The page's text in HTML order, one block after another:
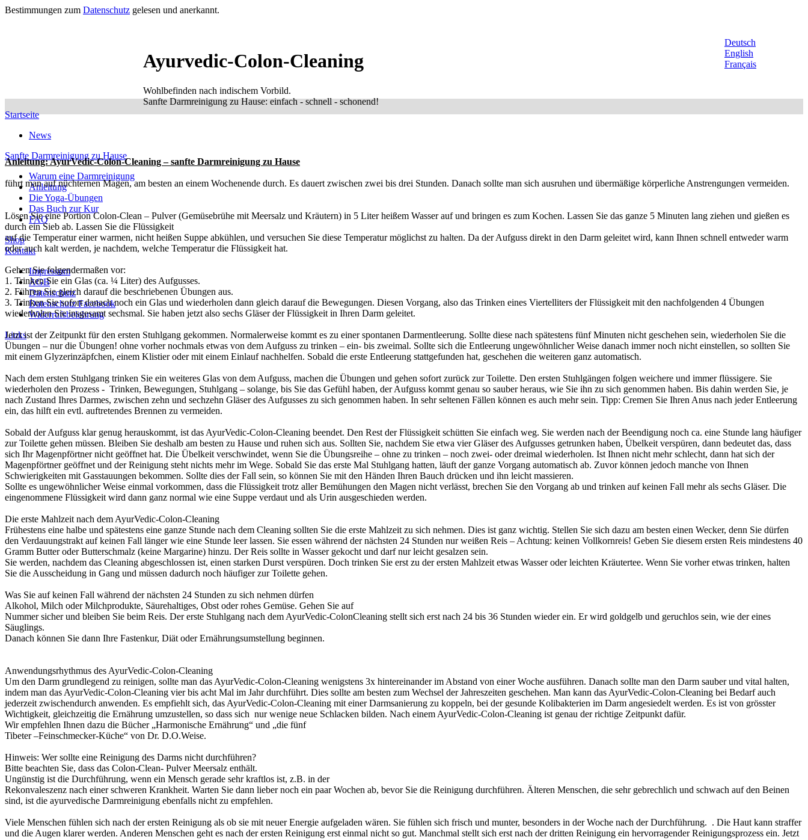
Bestimmungen zum Datenschutz gelesen und anerkannt.
Ayurvedic-Colon-Cleaning
Wohlbefinden nach indischem Vorbild.
Sanfte Darmreinigung zu Hause: einfach - schnell - schonend!
Deutsch
English
Français
Startseite
News
Sanfte Darmreinigung zu Hause
Warum eine Darmreinigung
Anleitung
Die Yoga-Übungen
Das Buch zur Kur
FAQ
Shop
Kontakt
Impressum
AGB
Datenschutz
Datenschutz Facebook
Widerrufsbelehrung
Links
Anleitung: AyurVedic-Colon-Cleaning – sanfte Darmreinigung zu Hause
führt man auf nüchternen Magen, am besten an einem Wochenende durch. Es dauert zwischen zwei bis drei Stunden. Danach sollte man sich ausruhen und übermäßige körperliche Anstrengungen vermeiden.
Lösen Sie eine Portion Colon-Clean – Pulver (Gemüsebrühe mit Meersalz und Kräutern) in 5 Liter heißem Wasser auf und bringen es zum Kochen. Lassen Sie das ganze 5 Minuten lang ziehen und gießen es
durch ein Sieb ab. Lassen Sie die Flüssigkeit
auf die Temperatur einer warmen, nicht heißen Suppe abkühlen, und versuchen Sie diese Temperatur möglichst zu halten. Da der Aufguss direkt in den Darm geleitet wird, kann Ihnen schnell entweder warm
oder auch kalt werden, je nachdem, welche Temperatur die Flüssigkeit hat.
Gehen Sie folgendermaßen vor:
1. Trinken Sie ein Glas (ca. ¼ Liter) des Aufgusses.
2. Führen Sie gleich darauf die beschriebenen Übungen aus.
3. Trinken Sie sofort danach noch ein Glas und wiederholen dann gleich darauf die Bewegungen. Diesen Vorgang, also das Trinken eines Viertelliters der Flüssigkeit mit den nachfolgenden 4 Übungen
wiederholen Sie insgesamt sechsmal. Sie haben jetzt also sechs Gläser der Flüssigkeit in Ihren Darm geleitet.
Jetzt ist der Zeitpunkt für den ersten Stuhlgang gekommen. Normalerweise kommt es zu einer spontanen Darmentleerung. Sollte diese nach spätestens fünf Minuten nicht geschehen sein, wiederholen Sie die
Übungen – nur die Übungen! ohne vorher nochmals etwas von dem Aufguss zu trinken – ein- bis zweimal. Sollte sich die Entleerung ungewöhnlicher Weise danach immer noch nicht einstellen, so sollten Sie
mit einem Glyzerinzäpfchen, einem Klistier oder mit einem Einlauf nachhelfen. Sobald die erste Entleerung stattgefunden hat, geschehen die weiteren ganz automatisch.
Nach dem ersten Stuhlgang trinken Sie ein weiteres Glas von dem Aufguss, machen die Übungen und gehen sofort zurück zur Toilette. Den ersten Stuhlgängen folgen weichere und immer flüssigere. Sie
wiederholen den Prozess - Trinken, Bewegungen, Stuhlgang – solange, bis Sie das Gefühl haben, der Aufguss kommt genau so sauber heraus, wie Sie ihn zu sich genommen haben. Bis dahin werden Sie, je
nach Zustand Ihres Darmes, zwischen zehn und sechzehn Gläser des Aufgusses zu sich genommen haben. In sehr seltenen Fällen können es auch mehr sein. Tipp: Cremen Sie Ihren Anus nach jeder Entleerung
ein, das hilft ein evtl. auftretendes Brennen zu vermeiden.
Sobald der Aufguss klar genug herauskommt, ist das AyurVedic-Colon-Cleaning beendet. Den Rest der Flüssigkeit schütten Sie einfach weg. Sie werden nach der Beendigung noch ca. eine Stunde lang häufiger
zur Toilette gehen müssen. Bleiben Sie deshalb am besten zu Hause und ruhen sich aus. Sollten Sie, nachdem Sie etwa vier Gläser des Aufgusses getrunken haben, Übelkeit verspüren, dann bedeutet das, dass
sich Ihr Magenpförtner nicht geöffnet hat. Die Übelkeit verschwindet, wenn Sie die Übungsreihe – ohne zu trinken – noch zwei- oder dreimal wiederholen. Ist Ihnen nicht mehr schlecht, dann hat sich der
Magenpförtner geöffnet und der Reinigung steht nichts mehr im Wege. Sobald Sie das erste Mal Stuhlgang hatten, läuft der ganze Vorgang automatisch ab. Zuvor können jedoch manche von Ihnen
Schwierigkeiten mit Gasstauungen bekommen. Sollte dies der Fall sein, so können Sie mit den Händen Ihren Bauch drücken und ihn leicht massieren.
Sollte es ungewöhnlicher Weise einmal vorkommen, dass die Flüssigkeit trotz aller Bemühungen den Magen nicht verlässt, brechen Sie den Vorgang ab und trinken auf keinen Fall mehr als sechs Gläser. Die
eingenommene Flüssigkeit wird dann ganz normal wie eine Suppe verdaut und als Urin ausgeschieden werden.
Die erste Mahlzeit nach dem AyurVedic-Colon-Cleaning
Frühestens eine halbe und spätestens eine ganze Stunde nach dem Cleaning sollten Sie die erste Mahlzeit zu sich nehmen. Dies ist ganz wichtig. Stellen Sie sich dazu am besten einen Wecker, denn Sie dürfen
den Verdauungstrakt auf keinen Fall länger wie eine Stunde leer lassen. Sie essen während der nächsten 24 Stunden nur weißen Reis – Achtung: keinen Vollkornreis! Geben Sie diesem ersten Reis mindestens 40
Gramm Butter oder Butterschmalz (keine Margarine) hinzu. Der Reis sollte in Wasser gekocht und darf nur leicht gesalzen sein.
Sie werden, nachdem das Cleaning abgeschlossen ist, einen starken Durst verspüren. Doch trinken Sie erst zu der ersten Mahlzeit etwas Wasser oder leichten Kräutertee. Wenn Sie vorher etwas trinken, halten
Sie die Ausscheidung in Gang und müssen dadurch noch häufiger zur Toilette gehen.
Was Sie auf keinen Fall während der nächsten 24 Stunden zu sich nehmen dürfen
Alkohol, Milch oder Milchprodukte, Säurehaltiges, Obst oder rohes Gemüse. Gehen Sie auf
Nummer sicher und bleiben Sie beim Reis. Der erste Stuhlgang nach dem AyurVedic-ColonCleaning stellt sich erst nach 24 bis 36 Stunden wieder ein. Er wird goldgelb und geruchlos sein, wie der eines
Säuglings.
Danach können Sie dann Ihre Fastenkur, Diät oder Ernährungsumstellung beginnen.
Anwendungsrhythmus des AyurVedic-Colon-Cleaning
Um den Darm grundlegend zu reinigen, sollte man das AyurVedic-Colon-Cleaning wenigstens 3x hintereinander im Abstand von einer Woche ausführen. Danach sollte man den Darm sauber und vital halten,
indem man das AyurVedic-Colon-Cleaning vier bis acht Mal im Jahr durchführt. Dies sollte am besten zum Wechsel der Jahreszeiten geschehen. Man kann das AyurVedic-Colon-Cleaning bei Bedarf auch
jederzeit zwischendurch anwenden. Es empfiehlt sich, das AyurVedic-Colon-Cleaning mit einer Darmsanierung zu koppeln, bei der gesunde Kolibakterien im Darm angesiedelt werden. Es ist von grösster
Wichtigkeit, gleichzeitig die Ernährung umzustellen, so dass sich nur wenige neue Schlacken bilden. Nach einem AyurVedic-Colon-Cleaning ist genau der richtige Zeitpunkt dafür.
Wir empfehlen Ihnen dazu die Bücher „Harmonische Ernährung“ und „die fünf
Tibeter –Feinschmecker-Küche“ von Dr. D.O.Weise.
Hinweis: Wer sollte eine Reinigung des Darms nicht durchführen?
Bitte beachten Sie, dass das Colon-Clean- Pulver Meersalz enthält.
Ungünstig ist die Durchführung, wenn ein Mensch gerade sehr kraftlos ist, z.B. in der
Rekonvaleszenz nach einer schweren Krankheit. Warten Sie dann lieber noch ein paar Wochen ab, bevor Sie die Reinigung durchführen. Älteren Menschen, die sehr gebrechlich und schwach auf den Beinen
sind, ist die ayurvedische Darmreinigung ebenfalls nicht zu empfehlen.
Viele Menschen fühlen sich nach der ersten Reinigung als ob sie mit neuer Energie aufgeladen wären. Sie fühlen sich frisch und munter, besonders in der Woche nach der Durchführung. . Die Haut kann straffer
und die Augen klarer werden. Anderen Menschen geht es nach der ersten Reinigung erst einmal nicht so gut. Manchmal stellt sich erst nach der dritten Reinigung ein hervorragender Reinigungsprozess ein. Jetzt